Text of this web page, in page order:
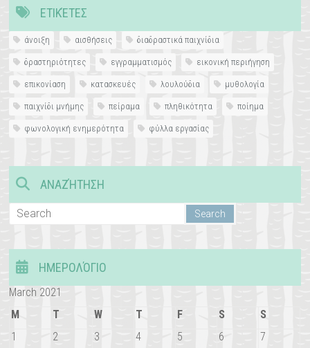
ΕΤΙΚΈΤΕΣ
άνοιξη αισθήσεις διαδραστικά παιχνίδια
δραστηριότητες εγγραμματισμός εικονική περιήγηση
επικονίαση κατασκευές λουλούδια μυθολογία
παιχνίδι μνήμης πείραμα πληθικότητα ποίημα
φωνολογική ενημερότητα φύλλα εργασίας
ΑΝΑΖΉΤΗΣΗ
ΗΜΕΡΟΛΌΓΙΟ
March 2021
M
T W T F S
S
1
2 3 4 5 6 7